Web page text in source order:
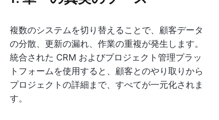
複数のシステムを切り替えることで、顧客データ
の分散、更新の漏れ、作業の重複が発生します。
統合された CRM およびプロジェクト管理プラッ
トフォームを使用すると、顧客とのやり取りから
プロジェクトの詳細まで、すべてが一元化されま
す。